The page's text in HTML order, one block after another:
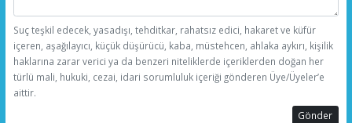
Suç teşkil edecek, yasadışı, tehditkar, rahatsız edici, hakaret ve küfür
içeren, aşağılayıcı, küçük düşürücü, kaba, müstehcen, ahlaka aykırı, kişilik
haklarına zarar verici ya da benzeri niteliklerde içeriklerden doğan her
türlü mali, hukuki, cezai, idari sorumluluk içeriği gönderen Üye/Üyeler’e
aittir.
Gönder